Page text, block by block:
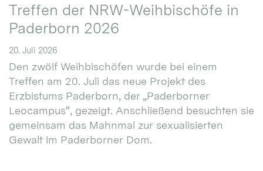
Treffen der NRW-Weihbischöfe in
Paderborn 2026
20. Juli 2026
Den zwölf Weihbischöfen wurde bei einem
Treffen am 20. Juli das neue Projekt des
Erzbistums Paderborn, der „Paderborner
Leocampus“, gezeigt. Anschließend besuchten sie
gemeinsam das Mahnmal zur sexualisierten
Gewalt im Paderborner Dom.